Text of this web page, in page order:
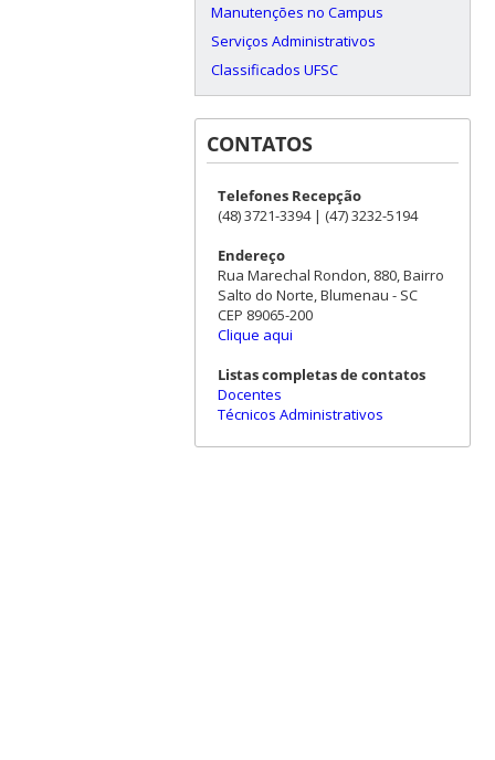
Manutenções no Campus
Serviços Administrativos
Classificados UFSC
CONTATOS
Telefones Recepção
(48) 3721-3394 | (47) 3232-5194
Endereço
Rua Marechal Rondon, 880, Bairro
Salto do Norte, Blumenau - SC
CEP 89065-200
Clique aqui
Listas completas de contatos
Docentes
Técnicos Administrativos